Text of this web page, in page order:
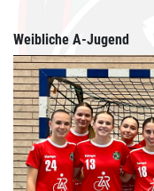
Weibliche A-Jugend